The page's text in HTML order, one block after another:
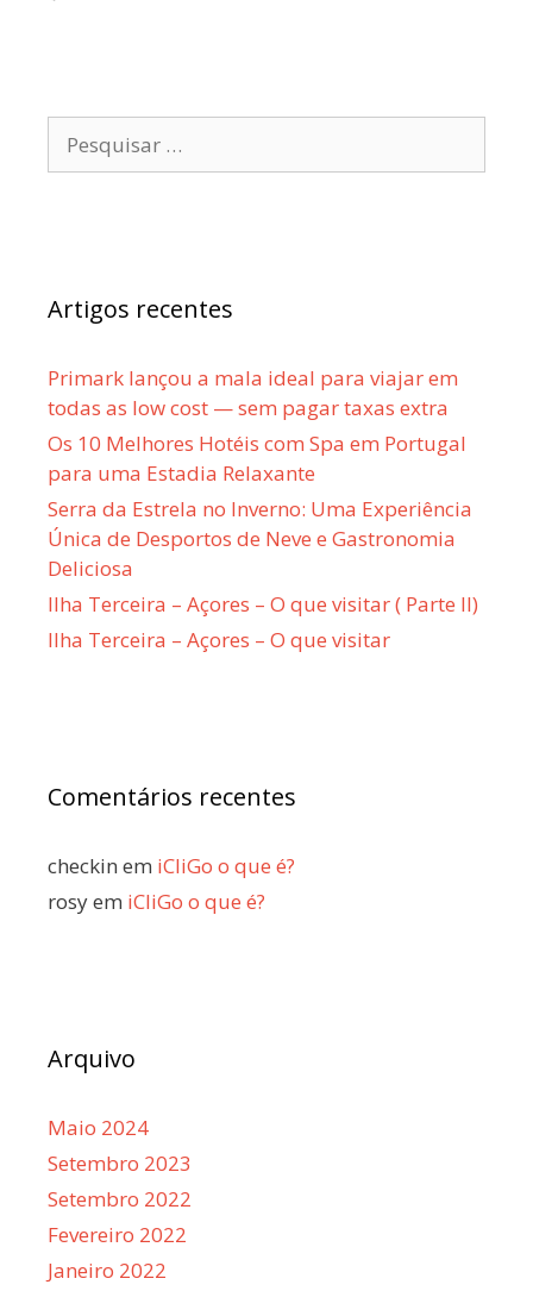
por:
Artigos recentes
Primark lançou a mala ideal para viajar em
todas as low cost — sem pagar taxas extra
Os 10 Melhores Hotéis com Spa em Portugal
para uma Estadia Relaxante
Serra da Estrela no Inverno: Uma Experiência
Única de Desportos de Neve e Gastronomia
Deliciosa
Ilha Terceira – Açores – O que visitar ( Parte II)
Ilha Terceira – Açores – O que visitar
Comentários recentes
checkin em iCliGo o que é?
rosyem iCliGo o que é?
Arquivo
Maio 2024
Setembro 2023
Setembro 2022
Fevereiro 2022
Janeiro 2022